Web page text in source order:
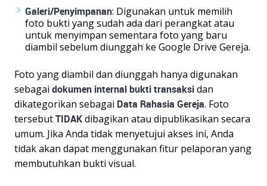
Galeri/Penyimpanan: Digunakan untuk memilih
foto bukti yang sudah ada dari perangkat atau
untuk menyimpan sementara foto yang baru
diambil sebelum diunggah ke Google Drive Gereja.
Foto yang diambil dan diunggah hanya digunakan
sebagai dokumen internal bukti transaksidan
dikategorikan sebagai Data Rahasia Gereja. Foto
tersebutTIDAKdibagikan atau dipublikasikan secara
umum. Jika Anda tidak menyetujui akses ini, Anda
tidak akan dapat menggunakan fitur pelaporan yang
membutuhkan bukti visual.